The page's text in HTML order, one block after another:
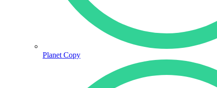
Planet Copy